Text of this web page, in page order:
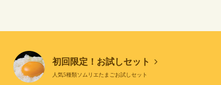
初回限定！お試しセット
人気5種類ソムリエたまごお試しセット